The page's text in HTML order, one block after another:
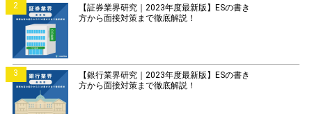
2
【証券業界研究｜2023年度最新版】ESの書き
方から面接対策まで徹底解説！
3
【銀行業界研究｜2023年度最新版】ESの書き
方から面接対策まで徹底解説！